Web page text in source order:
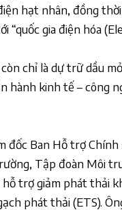
hạt nhân, đồng
“quốc gia điện hóa
chỉ là dự trữ dầu
hành kinh tế – công
đốc Ban Hỗ trợ
Tập đoàn Môi
trợ giảm phát thải
phát thải (ETS).